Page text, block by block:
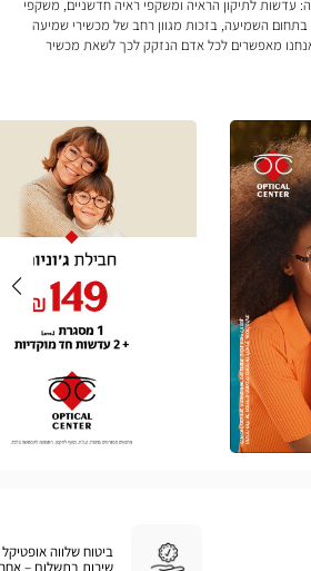
עדשות לתיקון הראיה ומשקפי ראיה חדשניים, משקפי
השמיעה, בזכות מגוון רחב של מכשירי שמיעה
מאפשרים לכל אדם הנזקק לכך לשאת מכשיר
FJ
ביטוח שלווה
שירות בתשלום –